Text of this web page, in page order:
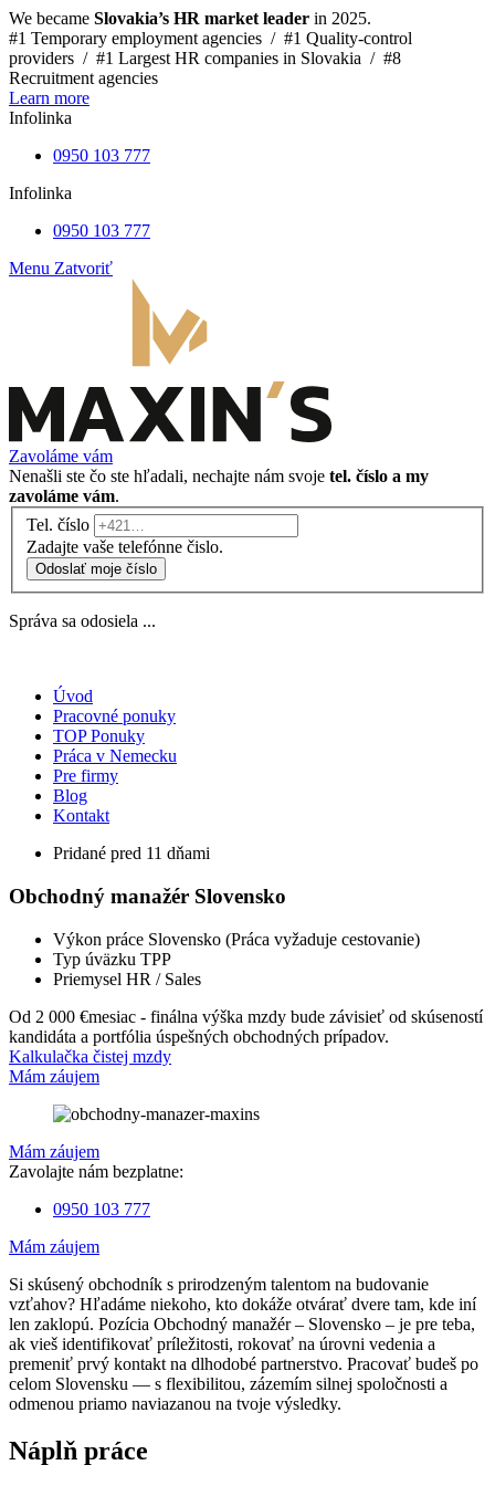
We became Slovakia’s HR market leader in 2025.
#1 Temporary employment agencies / #1 Quality-control
providers / #1 Largest HR companies in Slovakia / #8
Recruitment agencies
Learn more
Infolinka
0950 103 777
Infolinka
0950 103 777
Menu Zatvoriť
Zavoláme vám
Nenašli ste čo ste hľadali, nechajte nám svoje tel. číslo a my
zavoláme vám.
Tel. číslo
Zadajte vaše telefónne čislo.
Odoslať moje číslo
Správa sa odosiela ...
Úvod
Pracovné ponuky
TOP Ponuky
Práca v Nemecku
Pre firmy
Blog
Kontakt
Pridané pred 11 dňami
Obchodný manažér Slovensko
Výkon práce Slovensko (Práca vyžaduje cestovanie)
Typ úväzku TPP
Priemysel HR / Sales
Od 2 000 €mesiac - finálna výška mzdy bude závisieť od skúseností
kandidáta a portfólia úspešných obchodných prípadov.
Kalkulačka čistej mzdy
Mám záujem
Mám záujem
Zavolajte nám bezplatne:
0950 103 777
Mám záujem
Si skúsený obchodník s prirodzeným talentom na budovanie
vzťahov? Hľadáme niekoho, kto dokáže otvárať dvere tam, kde iní
len zaklopú. Pozícia Obchodný manažér – Slovensko – je pre teba,
ak vieš identifikovať príležitosti, rokovať na úrovni vedenia a
premeniť prvý kontakt na dlhodobé partnerstvo. Pracovať budeš po
celom Slovensku — s flexibilitou, zázemím silnej spoločnosti a
odmenou priamo naviazanou na tvoje výsledky.
Náplň práce